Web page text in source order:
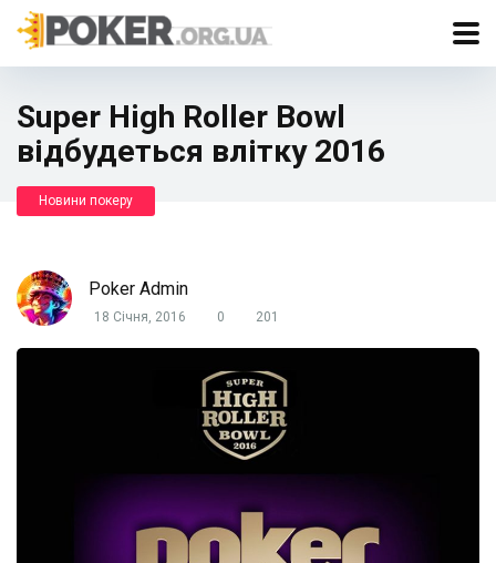
Super High Roller Bowl
відбудеться влітку 2016
Новини покеру
Poker Admin
18 Січня, 2016 0 201